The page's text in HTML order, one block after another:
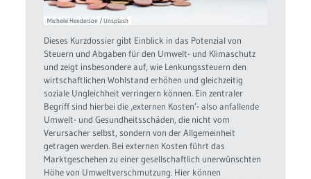
Micheile Henderson / Unsplash
Dieses Kurzdossier gibt Einblick in das Potenzial von
Steuern und Abgaben für den Umwelt- und Klimaschutz
und zeigt insbesondere auf, wie Lenkungssteuern den
wirtschaftlichen Wohlstand erhöhen und gleichzeitig
soziale Ungleichheit verringern können. Ein zentraler
Begriff sind hierbei die ‚externen Kosten’- also anfallende
Umwelt- und Gesundheitsschäden, die nicht vom
Verursacher selbst, sondern von der Allgemeinheit
getragen werden. Bei externen Kosten führt das
Marktgeschehen zu einer gesellschaftlich unerwünschten
Höhe von Umweltverschmutzung. Hier können